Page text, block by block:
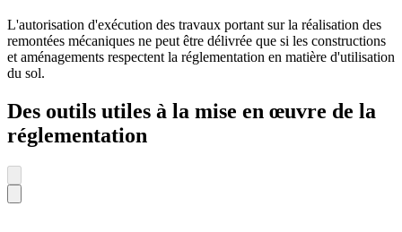
L'autorisation d'exécution des travaux portant sur la réalisation des
remontées mécaniques ne peut être délivrée que si les constructions
et aménagements respectent la réglementation en matière d'utilisation
du sol.
Des outils utiles à la mise en œuvre de la
réglementation